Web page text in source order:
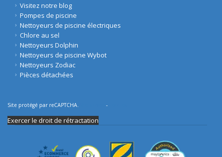
Visitez notre blog
Pompes de piscine
Nettoyeurs de piscine électriques
Chlore au sel
Nettoyeurs Dolphin
Nettoyeurs de piscine Wybot
Nettoyeurs Zodiac
Pièces détachées
Site protégé par reCAPTCHA. -
Exercer le droit de rétractation